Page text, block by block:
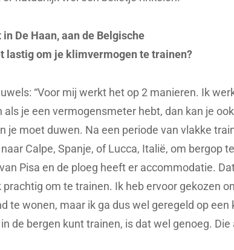
De Haan, aan de Belgische
lastig om je klimvermogen te trainen?
“Voor mij werkt het op 2 manieren. Ik
als je een vermogensmeter hebt, dan kan je
je moet duwen. Na een periode van vlakke
Calpe, Spanje, of Lucca, Italië, om bergop
Pisa en de ploeg heeft er accommodatie.
prachtig om te trainen. Ik heb ervoor gekozen
te wonen, maar ik ga dus wel geregeld op
de bergen kunt trainen, is dat wel genoeg.